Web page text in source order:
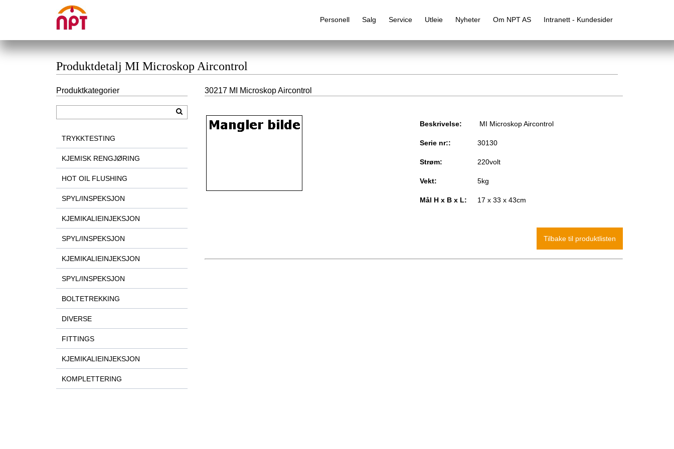
Personell Salg Service Utleie Nyheter Om NPT AS Intranett - Kundesider
Produktdetalj MI Microskop Aircontrol
30217 MI Microskop Aircontrol
Beskrivelse: MI Microskop Aircontrol
Serie nr:: 30130
Strøm: 220volt
Vekt: 5kg
Mål H x B x L: 17 x 33 x 43cm
Produktkategorier
TRYKKTESTING
KJEMISK RENGJØRING
HOT OIL FLUSHING
SPYL/INSPEKSJON
KJEMIKALIEINJEKSJON
SPYL/INSPEKSJON
KJEMIKALIEINJEKSJON
SPYL/INSPEKSJON
BOLTETREKKING
DIVERSE
FITTINGS
KJEMIKALIEINJEKSJON
KOMPLETTERING